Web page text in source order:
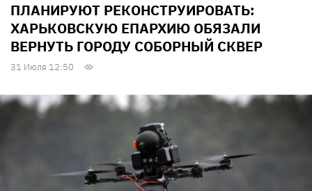
ПЛАНИРУЮТ РЕКОНСТРУИРОВАТЬ:
ХАРЬКОВСКУЮ ЕПАРХИЮ ОБЯЗАЛИ
ВЕРНУТЬ ГОРОДУ СОБОРНЫЙ СКВЕР
31 Июля 12:50